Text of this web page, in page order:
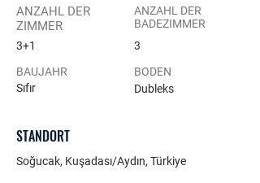
ANZAHL DER
ZIMMER
3+1
BAUJAHR
Sıfır
ANZAHL DER
BADEZIMMER
3
BODEN
Dubleks
STANDORT
Soğucak, Kuşadası/Aydın, Türkiye